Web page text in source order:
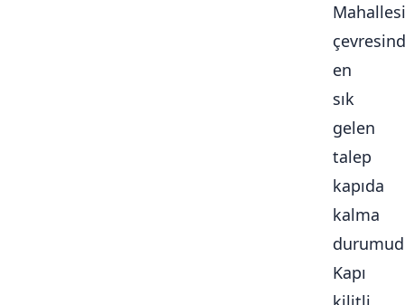
Mahallesi
en
sık
gelen
talep
kapıda
kalma
Kapı